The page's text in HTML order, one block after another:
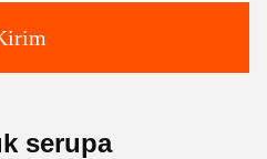
serupa